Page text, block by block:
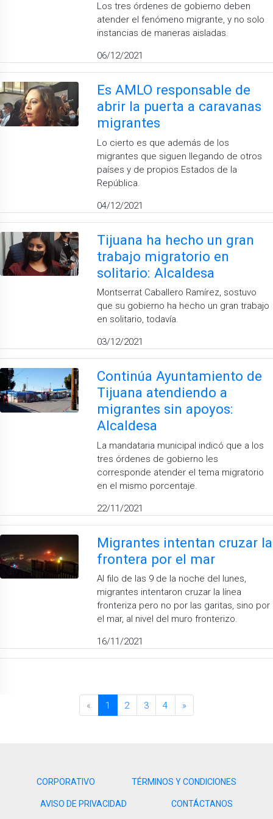
Los tres órdenes de gobierno deben
atender el fenómeno migrante, y no solo
instancias de maneras aisladas.
06/12/2021
Es AMLO responsable de
abrir la puerta a caravanas
migrantes
Lo cierto es que además de los
migrantes que siguen llegando de otros
países y de propios Estados de la
República.
04/12/2021
Tijuana ha hecho un gran
trabajo migratorio en
solitario: Alcaldesa
Montserrat Caballero Ramírez, sostuvo
que su gobierno ha hecho un gran trabajo
en solitario, todavía.
03/12/2021
Continúa Ayuntamiento de
Tijuana atendiendo a
migrantes sin apoyos:
Alcaldesa
La mandataria municipal indicó que a los
tres órdenes de gobierno les
corresponde atender el tema migratorio
en el mismo porcentaje.
22/11/2021
Migrantes intentan cruzar la
frontera por el mar
Al filo de las 9 de la noche del lunes,
migrantes intentaron cruzar la línea
fronteriza pero no por las garitas, sino por
el mar, al nivel del muro fronterizo.
16/11/2021
« 1 2 3 4 »
CORPORATIVO TÉRMINOS Y CONDICIONES
AVISO DE PRIVACIDAD CONTÁCTANOS